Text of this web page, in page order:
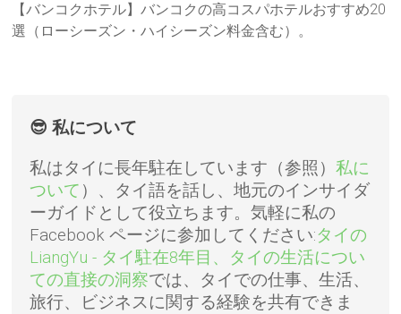
【バンコクホテル】バンコクの高コスパホテルおすすめ20
選（ローシーズン・ハイシーズン料金含む）。
😎 私について
私はタイに長年駐在しています（参照）私に
ついて ）、タイ語を話し、地元のインサイダ
ーガイドとして役立ちます。気軽に私の
Facebook ページに参​​加してください:タイの
LiangYu - タイ駐在8年目、タイの生活につい
ての直接の洞察では、タイでの仕事、生活、
旅行、ビジネスに関する経験を共有できま